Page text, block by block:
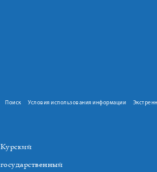
Поиск Условия использования информации
Курский
государственный